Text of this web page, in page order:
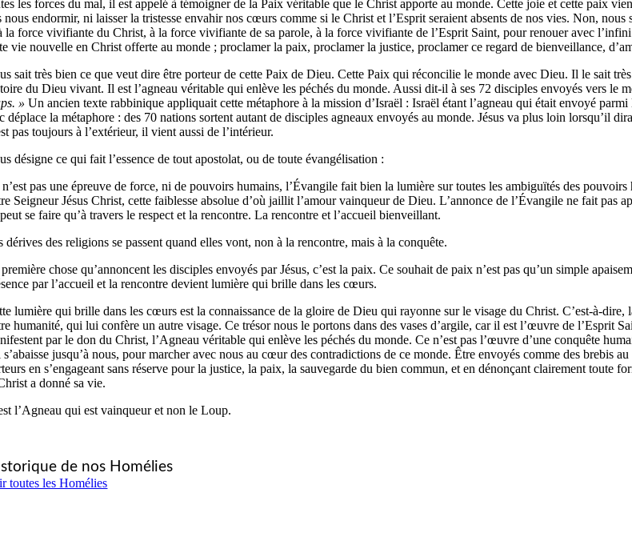
les forces du mal, il est appelé à témoigner de la Paix véritable que le Christ apporte au monde. Cette joie et cette paix
nous endormir, ni laisser la tristesse envahir nos cœurs comme si le Christ et l’Esprit seraient absents de nos vies. Non,
la force vivifiante du Christ, à la force vivifiante de sa parole, à la force vivifiante de l’Esprit Saint, pour renouer avec
vie nouvelle en Christ offerte au monde ; proclamer la paix, proclamer la justice, proclamer ce regard de bienveillance,
sait très bien ce que veut dire être porteur de cette Paix de Dieu. Cette Paix qui réconcilie le monde avec Dieu. Il le sait
du Dieu vivant. Il est l’agneau véritable qui enlève les péchés du monde. Aussi dit-il à ses 72 disciples envoyés vers le
»Un ancien texte rabbinique appliquait cette métaphore à la mission d’Israël : Israël étant l’agneau qui était envoyé
déplace la métaphore : des 70 nations sortent autant de disciples agneaux envoyés au monde. Jésus va plus loin lorsqu’il
pas toujours à l’extérieur, il vient aussi de l’intérieur.
désigne ce qui fait l’essence de tout apostolat, ou de toute évangélisation :
n’est pas une épreuve de force, ni de pouvoirs humains, l’Évangile fait bien la lumière sur toutes les ambiguïtés des
Seigneur Jésus Christ, cette faiblesse absolue d’où jaillit l’amour vainqueur de Dieu. L’annonce de l’Évangile ne fait pas
se faire qu’à travers le respect et la rencontre. La rencontre et l’accueil bienveillant.
dérives des religions se passent quand elles vont, non à la rencontre, mais à la conquête.
chose qu’annoncent les disciples envoyés par Jésus, c’est la paix. Ce souhait de paix n’est pas qu’un simple
par l’accueil et la rencontre devient lumière qui brille dans les cœurs.
lumière qui brille dans les cœurs est la connaissance de la gloire de Dieu qui rayonne sur le visage du Christ. C’est-à-
humanité, qui lui confère un autre visage. Ce trésor nous le portons dans des vases d’argile, car il est l’œuvre de l’Esprit
par le don du Christ, l’Agneau véritable qui enlève les péchés du monde. Ce n’est pas l’œuvre d’une conquête
s’abaisse jusqu’à nous, pour marcher avec nous au cœur des contradictions de ce monde. Être envoyés comme des brebis
en s’engageant sans réserve pour la justice, la paix, la sauvegarde du bien commun, et en dénonçant clairement toute
a donné sa vie.
l’Agneau qui est vainqueur et non le Loup.
de nos Homélies
toutes les Homélies